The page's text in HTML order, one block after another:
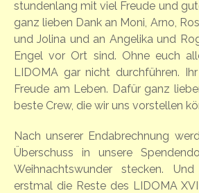
stundenlang mit viel Freude und
ganz lieben Dank an Moni, Arno,
und Jolina und an Angelika und
Engel vor Ort sind. Ohne euch
LIDOMA gar nicht durchführen.
Freude am Leben. Dafür ganz
beste Crew, die wir uns vorstellen
Nach unserer Endabrechnung
Überschuss in unsere
Weihnachtswunder stecken.
erstmal die Reste des LIDOMA